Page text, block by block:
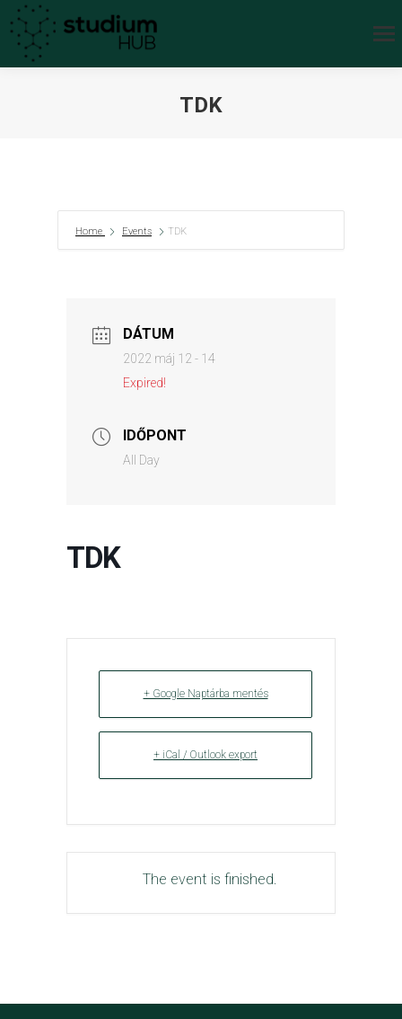
TDK
Home Events TDK
DÁTUM
2022 máj 12 - 14
Expired!
IDŐPONT
All Day
TDK
+ Google Naptárba mentés
+ iCal / Outlook export
The event is finished.